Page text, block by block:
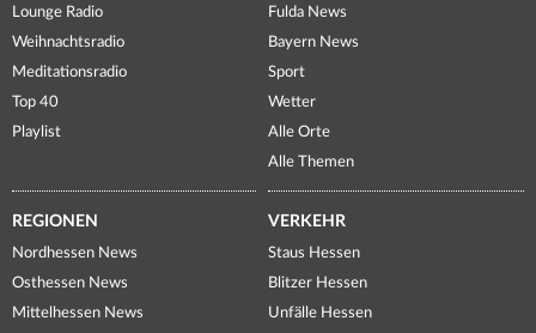
Lounge Radio
Weihnachtsradio
Meditationsradio
Top 40
Playlist
Fulda News
Bayern News
Sport
Wetter
Alle Orte
Alle Themen
REGIONEN
Nordhessen News
Osthessen News
Mittelhessen News
VERKEHR
Staus Hessen
Blitzer Hessen
Unfälle Hessen